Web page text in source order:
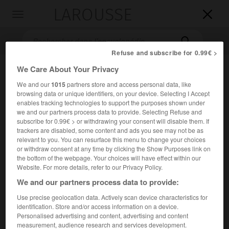


Accueil>Encyclopédie [litterature]> Pseudo-Turpin
Pseudo-Turpin
Cet article est extrait de l'ouvrage Larousse « Dictionnaire
mondial des littératures ».
Refuse and subscribe for 0.99€ >
We Care About Your Privacy
We and our1015partners store and access personal data, like
browsing data or unique identifiers, on your device. Selecting I Accept
enables tracking technologies to support the purposes shown under
we and our partners process data to provide. Selecting Refuse and
subscribe for 0.99€ > or withdrawing your consent will disable them. If
trackers are disabled, some content and ads you see may not be as
relevant to you. You can resurface this menu to change your choices
or withdraw consent at any time by clicking the Show Purposes link on
the bottom of the webpage. Your choices will have effect within our
Website. For more details, refer to our Privacy Policy.
We and our partners process data to provide:
Use precise geolocation data. Actively scan device characteristics for
identification. Store and/or access information on a device.
Personalised advertising and content, advertising and content
measurement, audience research and services development.